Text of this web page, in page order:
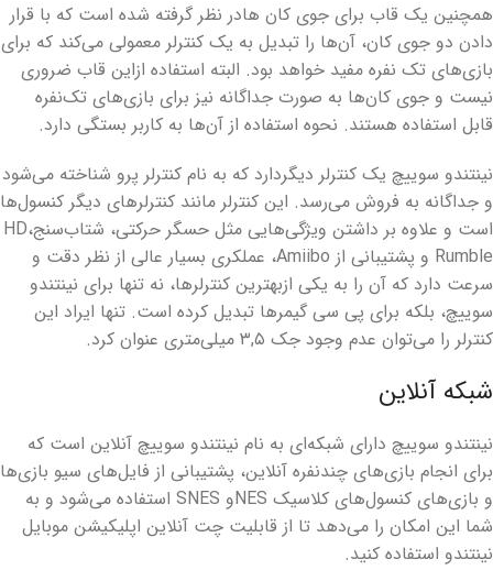
همچنین یک قاب برای جوی کان هادر نظر گرفته شده است که با قرار
دادن دو جوی کان، آن‌ها را تبدیل به یک کنترلر معمولی می‌کند که برای
بازی‌های تک نفره مفید خواهد بود. البته استفاده ازاین قاب ضروری
نیست و جوی کان‌ها به صورت جداگانه نیز برای بازی‌های تک‌نفره
قابل استفاده هستند. نحوه استفاده از آن‌ها به کاربر بستگی دارد.
نینتندو سوییچ یک کنترلر دیگردارد که به نام کنترلر پرو شناخته می‌شود
و جداگانه به فروش می‌رسد. این کنترلر مانند کنترلرهای دیگر کنسول‌ها
است و علاوه بر داشتن ویژگی‌هایی مثل حسگر حرکتی، شتاب‌سنج،HD
Rumble و پشتیبانی از Amiibo، عملکری بسیار عالی از نظر دقت و
سرعت دارد که آن را به یکی ازبهترین کنترلرها، نه تنها برای نینتندو
سوییچ، بلکه برای پی سی گیمرها تبدیل کرده است. تنها ایراد این
کنترلر را می‌توان عدم وجود جک ۳,۵ میلی‌متری عنوان کرد.
شبکه آنلاین
نینتندو سوییچ دارای شبکه‌ای به نام نینتندو سوییچ آنلاین است که
برای انجام بازی‌های چندنفره آنلاین، پشتیبانی از فایل‌های سیو بازی‌ها
و بازی‌های کنسول‌های کلاسیک NESو SNES استفاده می‌شود و به
شما این امکان را می‌دهد تا از قابلیت چت آنلاین اپلیکیشن موبایل
نینتندو استفاده کنید.